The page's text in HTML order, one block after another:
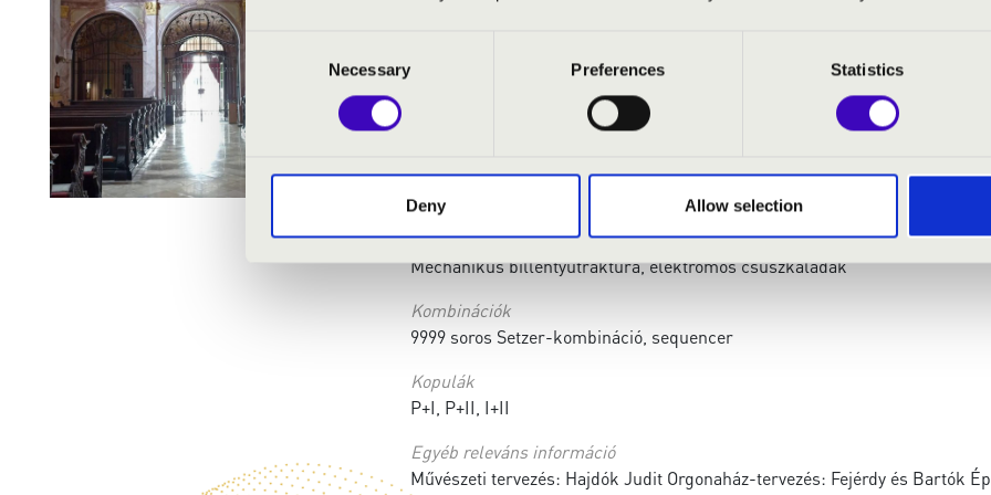
Necessary Preferences Statistics
Deny Allow selection
Manuálok száma:
Állapot
minden regiszter működik és tiszta
Információ a játékasztal(ok)ról
Mechanikus billentyűtraktúra, elektromos csúszkaládák
Kombinációk
9999 soros Setzer-kombináció, sequencer
Kopulák
P+I, P+II, I+II
Egyéb releváns információ
Művészeti tervezés: Hajdók Judit Orgonaház-tervezés: Fejérdy és Bartók